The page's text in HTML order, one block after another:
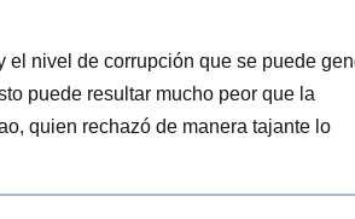
el nivel de corrupción que se puede
puede resultar mucho peor que la
quien rechazó de manera tajante lo